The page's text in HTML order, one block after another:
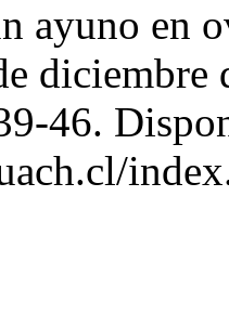
ayuno en
diciembre
46.